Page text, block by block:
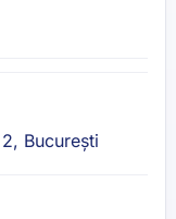
București